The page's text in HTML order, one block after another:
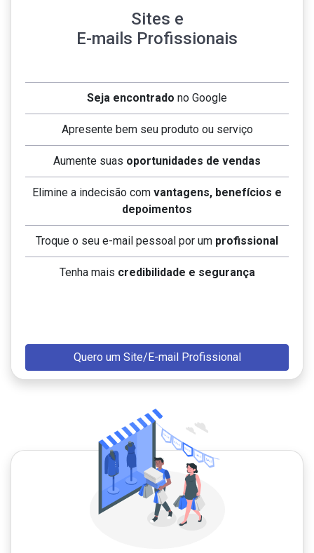
Sites e
E-mails Profissionais
Seja encontrado no Google
Apresente bem seu produto ou serviço
Aumente suas oportunidades de vendas
Elimine a indecisão com vantagens, benefícios e
depoimentos
Troque o seu e-mail pessoal por um profissional
Tenha mais credibilidade e segurança
Quero um Site/E-mail Profissional